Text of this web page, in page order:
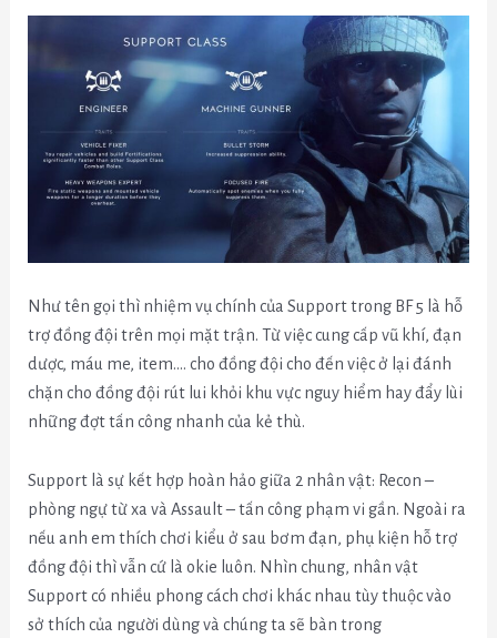
Như tên gọi thì nhiệm vụ chính của Support trong BF 5 là hỗ
trợ đồng đội trên mọi mặt trận. Từ việc cung cấp vũ khí, đạn
dược, máu me, item…. cho đồng đội cho đến việc ở lại đánh
chặn cho đồng đội rút lui khỏi khu vực nguy hiểm hay đẩy lùi
những đợt tấn công nhanh của kẻ thù.
Support là sự kết hợp hoàn hảo giữa 2 nhân vật: Recon –
phòng ngự từ xa và Assault – tấn công phạm vi gần. Ngoài ra
nếu anh em thích chơi kiểu ở sau bơm đạn, phụ kiện hỗ trợ
đồng đội thì vẫn cứ là okie luôn. Nhìn chung, nhân vật
Support có nhiều phong cách chơi khác nhau tùy thuộc vào
sở thích của người dùng và chúng ta sẽ bàn trong